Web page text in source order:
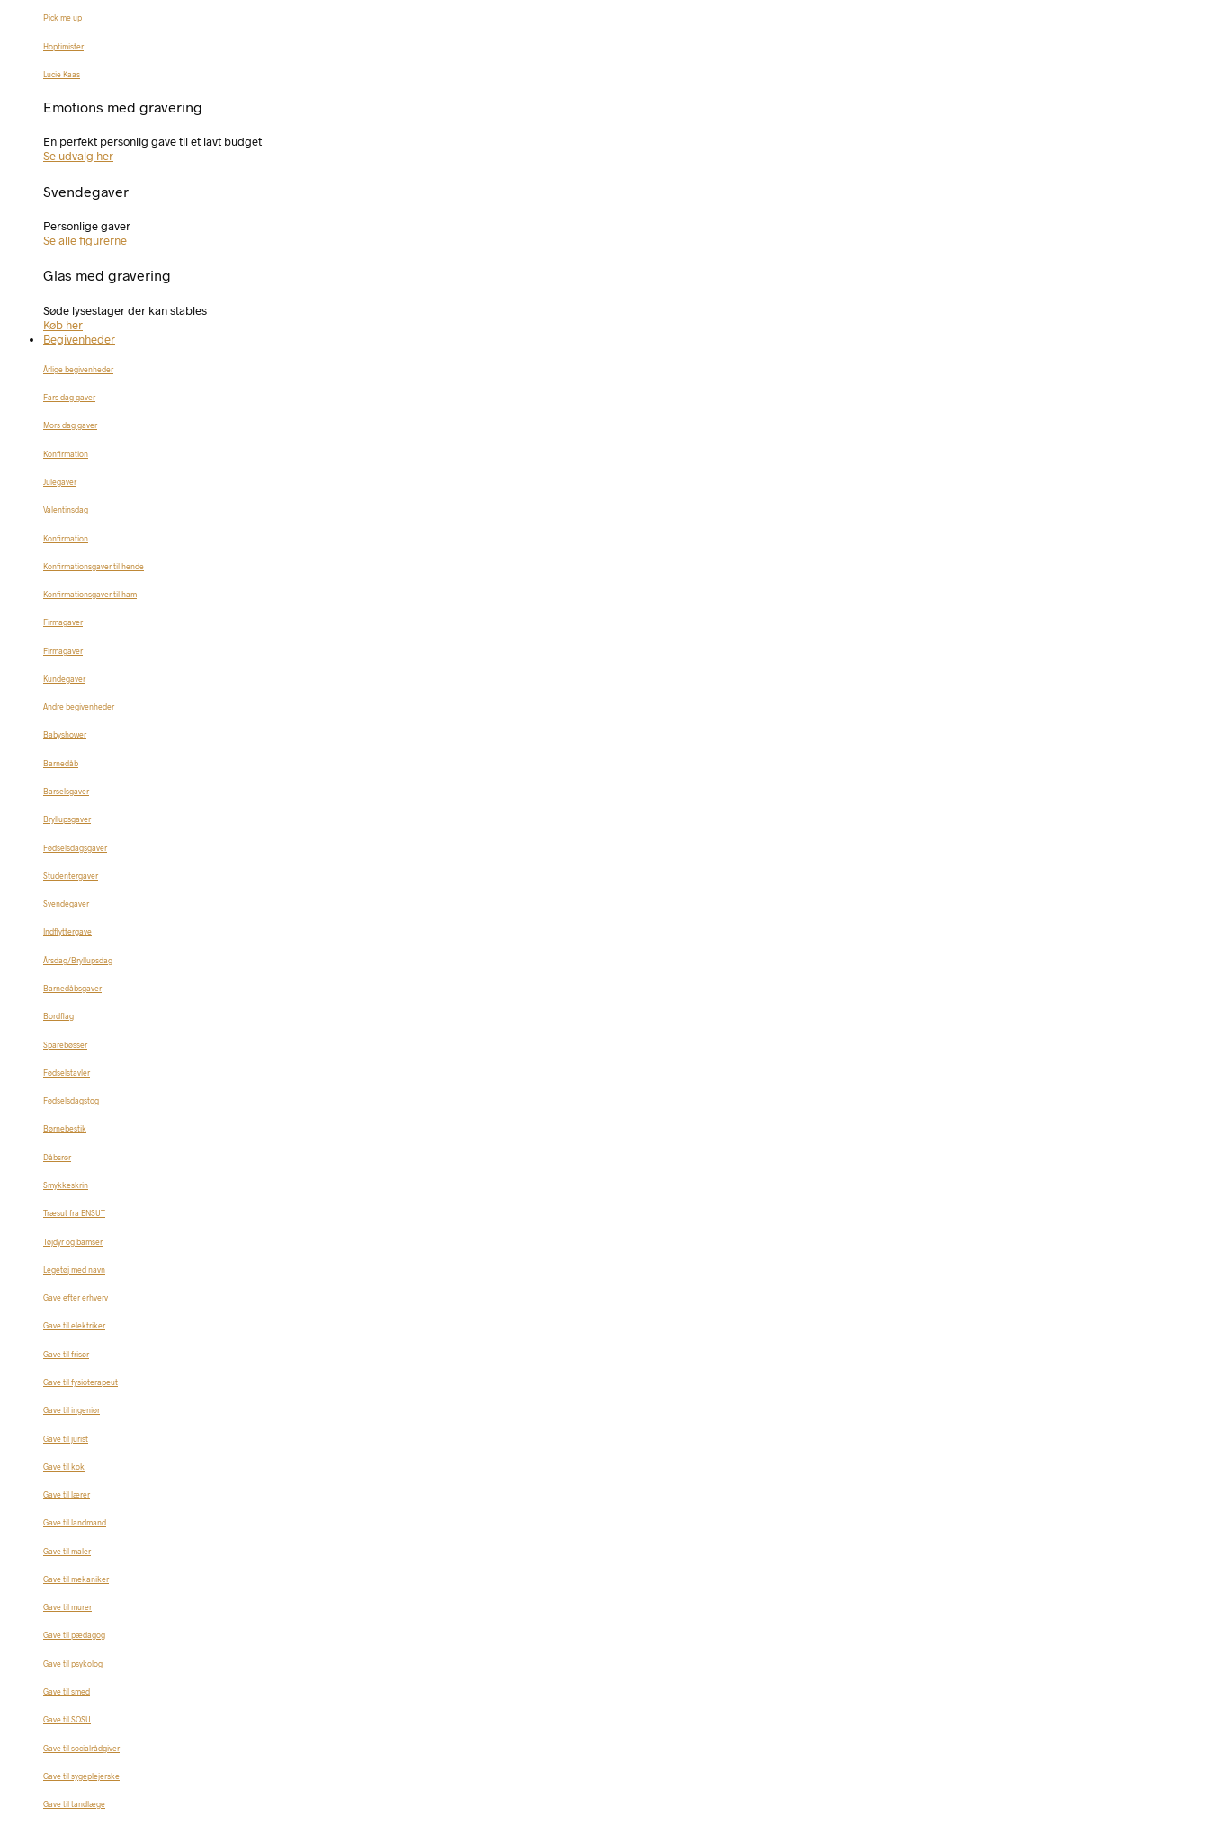
Pick me up
Hoptimister
Lucie Kaas
Emotions med gravering
En perfekt personlig gave til et lavt budget
Se udvalg her
Svendegaver
Personlige gaver
Se alle figurerne
Glas med gravering
Søde lysestager der kan stables
Køb her
Begivenheder
Årlige begivenheder
Fars dag gaver
Mors dag gaver
Konfirmation
Julegaver
Valentinsdag
Konfirmation
Konfirmationsgaver til hende
Konfirmationsgaver til ham
Firmagaver
Firmagaver
Kundegaver
Andre begivenheder
Babyshower
Barnedåb
Barselsgaver
Bryllupsgaver
Fødselsdagsgaver
Studentergaver
Svendegaver
Indflyttergave
Årsdag/Bryllupsdag
Barnedåbsgaver
Bordflag
Sparebøsser
Fødselstavler
Fødselsdagstog
Børnebestik
Dåbsrør
Smykkeskrin
Træsut fra ENSUT
Tøjdyr og bamser
Legetøj med navn
Gave efter erhverv
Gave til elektriker
Gave til frisør
Gave til fysioterapeut
Gave til ingeniør
Gave til jurist
Gave til kok
Gave til lærer
Gave til landmand
Gave til maler
Gave til mekaniker
Gave til murer
Gave til pædagog
Gave til psykolog
Gave til smed
Gave til SOSU
Gave til socialrådgiver
Gave til sygeplejerske
Gave til tandlæge